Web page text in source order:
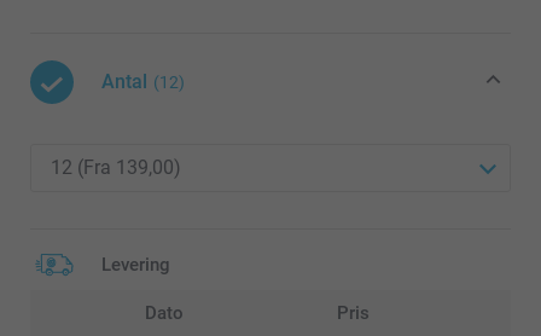
Antal (12)
Levering
Dato Pris